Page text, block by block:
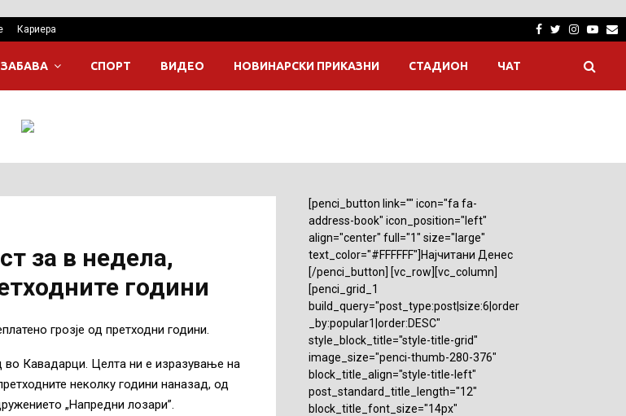
Кариера Facebook
Twitter
ЗАБАВА СПОРТ ВИДЕО НОВИНАРСКИ ПРИКАЗНИ СТАДИОН ЧАТ
за в недела,
години
грозје од претходни години.
во Кавадарци. Целта ни е изразување на
неколку години наназад, од
„Напредни лозари”.
[penci_button link="" icon="fa fa-
address-book" icon_position="left"
align="center" full="1" size="large"
text_color="#FFFFFF"]Најчитани Денес
[/penci_button] [vc_row][vc_column]
[penci_grid_1
build_query="post_type:post|size:6|order
_by:popular1|order:DESC"
style_block_title="style-title-grid"
image_size="penci-thumb-280-376"
block_title_align="style-title-left"
post_standard_title_length="12"
block_title_font_size="14px"